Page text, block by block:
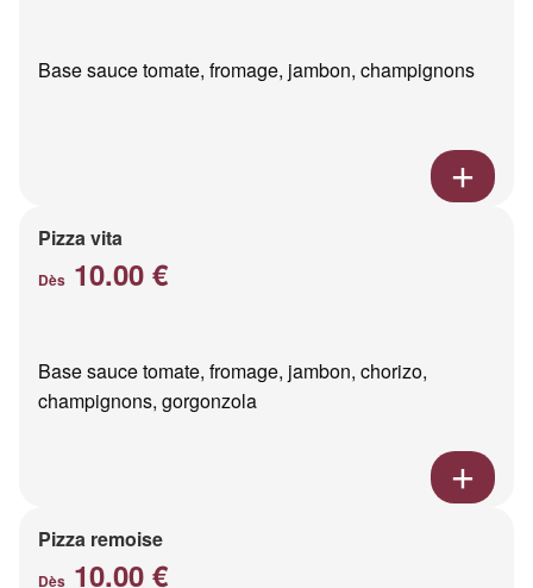
Base sauce tomate, fromage, jambon, champignons
Pizza vita
Dès 10.00 €
Base sauce tomate, fromage, jambon, chorizo,
champignons, gorgonzola
Pizza remoise
Dès 10.00 €